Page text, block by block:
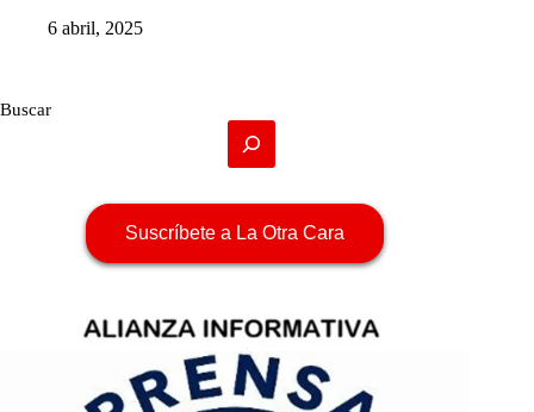
6 abril, 2025
Buscar
Suscríbete a La Otra Cara